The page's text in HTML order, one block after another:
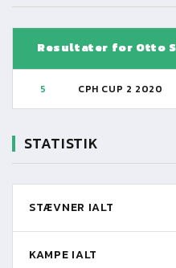
Resultater for Otto
5 CPH CUP 2 2020
STATISTIK
STÆVNER IALT
KAMPE IALT